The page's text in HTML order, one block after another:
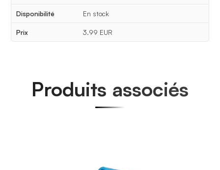
Disponibilité En stock
Prix 3.99 EUR
Produits associés